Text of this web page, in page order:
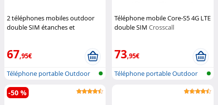
2 téléphones mobiles outdoor
double SIM étanches et
67,95€
Téléphone portable Outdoor
double S...
Téléphone mobile Core-S5 4G LTE
double SIMCrosscall
73,95€
Téléphone portable Outdoor
-50 %